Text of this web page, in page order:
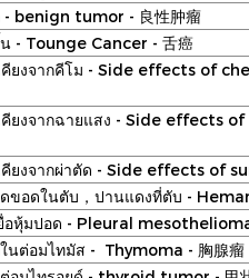
- benign tumor - 良性肿瘤
น - Tounge Cancer - 舌癌
คียงจากคีโม - Side effects of
คียงจากฉายแสง - Side effects
คียงจากผ่าตัด - Side effects of
ดขอดในตับ，ปานแดงที่ตับ -
ยื่อหุ้มปอด - Pleural
ในต่อมไทมัส - Thymoma - 胸腺瘤